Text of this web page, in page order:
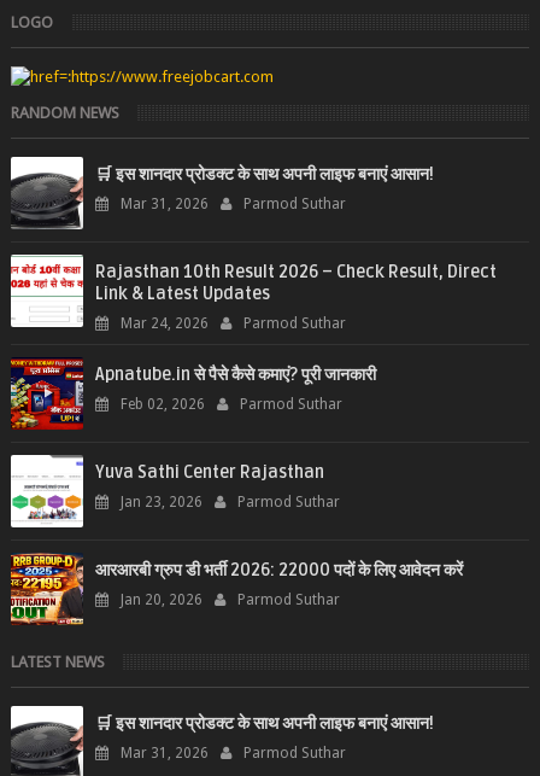
LOGO
RANDOM NEWS
🛒 इस शानदार प्रोडक्ट के साथ अपनी लाइफ बनाएं आसान!
Mar 31, 2026 Parmod Suthar
Rajasthan 10th Result 2026 – Check Result, Direct
Link & Latest Updates
Mar 24, 2026 Parmod Suthar
Apnatube.in से पैसे कैसे कमाएं? पूरी जानकारी
Feb 02, 2026 Parmod Suthar
Yuva Sathi Center Rajasthan
Jan 23, 2026 Parmod Suthar
आरआरबी ग्रुप डी भर्ती 2026: 22000 पदों के लिए आवेदन करें
Jan 20, 2026 Parmod Suthar
LATEST NEWS
🛒 इस शानदार प्रोडक्ट के साथ अपनी लाइफ बनाएं आसान!
Mar 31, 2026 Parmod Suthar